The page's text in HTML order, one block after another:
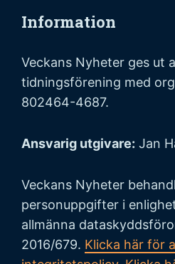
Information
Veckans Nyheter ges ut
tidningsförening med
802464-4687.
Ansvarig utgivare: Jan
Veckans Nyheter
personuppgifter i
allmänna
2016/679. Klicka här för